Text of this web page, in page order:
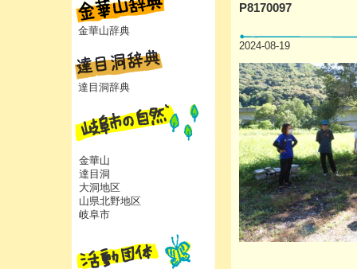
金華山辞典
達目洞辞典
金華山
達目洞
大洞地区
山県北野地区
岐阜市
P8170097
2024-08-19